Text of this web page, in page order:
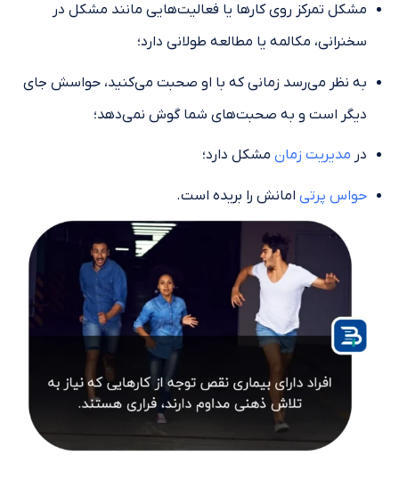
مشکل تمرکز روی کارها یا فعالیت‌هایی مانند مشکل در
سخنرانی، مکالمه یا مطالعه طولانی دارد؛
به نظر می‌رسد زمانی که با او صحبت می‌کنید، حواسش جای
دیگر است و به صحبت‌های شما گوش نمی‌دهد؛
در مدیریت زمانمشکل دارد؛
حواس پرتیامانش را بریده است.